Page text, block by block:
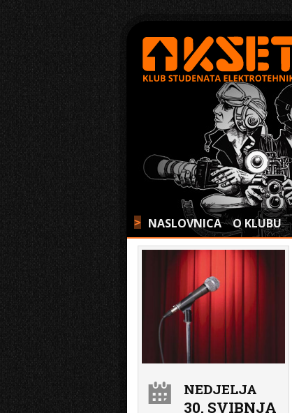
> NASLOVNICA O KLUBU
NEDJELJA
30. SVIBNJA